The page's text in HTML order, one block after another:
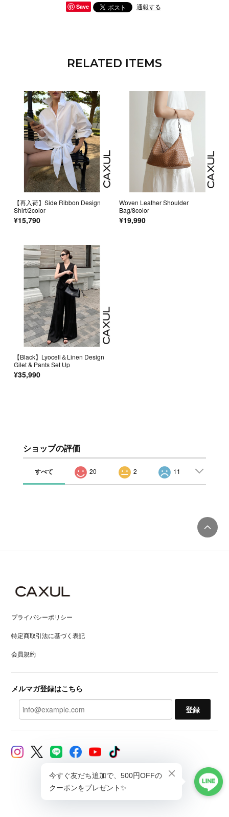
Save 通報する
RELATED ITEMS
【再入荷】Side Ribbon Design
Shirt/2color
¥15,790
Woven Leather Shoulder
Bag/8color
¥19,990
【Black】Lyocell＆Linen Design
Gilet & Pants Set Up
¥35,990
ショップの評価
すべて 20 2 11
プライバシーポリシー
特定商取引法に基づく表記
会員規約
メルマガ登録はこちら
登録
© CAXUL